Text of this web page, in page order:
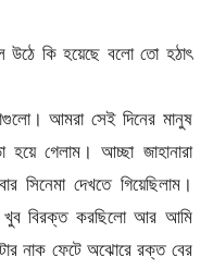
উঠে কি হয়েছে বলো তো হঠাৎ
আমরা সেই দিনের মানুষ
গেলাম। আচ্ছা জাহানারা
দেখতে গিয়েছিলাম।
খুব বিরক্ত করছিলো আর আমি
নাক ফেটে অঝোরে রক্ত বের